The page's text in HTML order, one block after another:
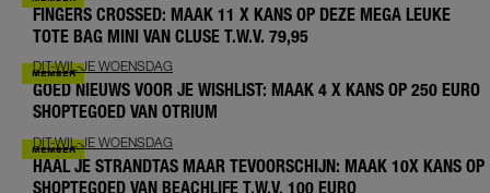
FINGERS CROSSED: MAAK 11 X KANS OP DEZE MEGA LEUKE
TOTE BAG MINI VAN CLUSE T.W.V. 79,95
DIT-WIL-JE WOENSDAG
GOED NIEUWS VOOR JE WISHLIST: MAAK 4 X KANS OP 250 EURO
SHOPTEGOED VAN OTRIUM
DIT-WIL-JE WOENSDAG
HAAL JE STRANDTAS MAAR TEVOORSCHIJN: MAAK 10X KANS OP
SHOPTEGOED VAN BEACHLIFE T.W.V. 100 EURO